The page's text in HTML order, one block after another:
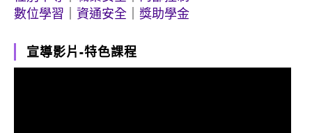
數位學習
資通安全 獎助學金
宣導影片-特色課程